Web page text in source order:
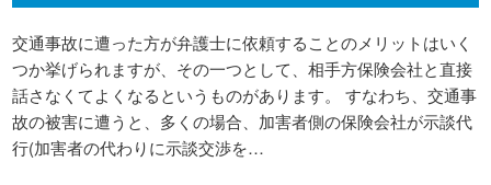
交通事故に遭った方が弁護士に依頼することのメリットはいく
つか挙げられますが、その一つとして、相手方保険会社と直接
話さなくてよくなるというものがあります。 すなわち、交通事
故の被害に遭うと、多くの場合、加害者側の保険会社が示談代
行(加害者の代わりに示談交渉を…